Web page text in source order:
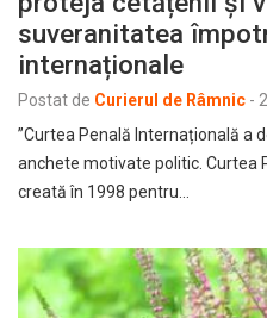
suveranitatea
internaționale
Postat de Curierul de Râmnic -
”Curtea Penală Internațională a
anchete motivate politic. Curtea
creată în 1998 pentru…